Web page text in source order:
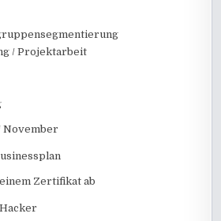
/ Projektarbeit
November
Zertifikat ab